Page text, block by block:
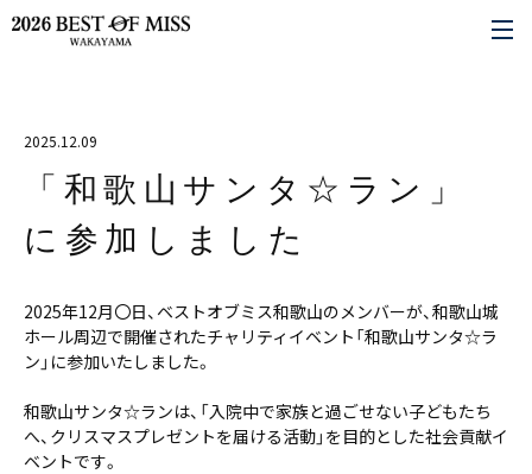
2025.12.09
「和歌山サンタ☆ラン」
に参加しました
2025年12月〇日、ベストオブミス和歌山のメンバーが、和歌山城
ホール周辺で開催されたチャリティイベント「和歌山サンタ☆ラ
ン」に参加いたしました。
和歌山サンタ☆ランは、「入院中で家族と過ごせない子どもたち
へ、クリスマスプレゼントを届ける活動」を目的とした社会貢献イ
ベントです。